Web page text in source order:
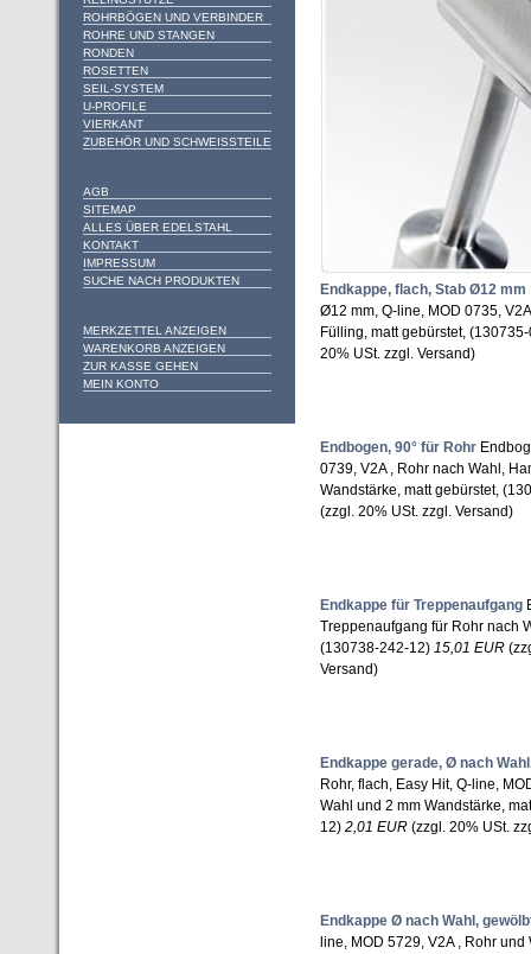
ROHRBÖGEN UND VERBINDER
ROHRE UND STANGEN
RONDEN
ROSETTEN
SEIL-SYSTEM
U-PROFILE
VIERKANT
ZUBEHÖR UND SCHWEISSTEILE
AGB
SITEMAP
ALLES ÜBER EDELSTAHL
KONTAKT
IMPRESSUM
SUCHE NACH PRODUKTEN
MERKZETTEL ANZEIGEN
WARENKORB ANZEIGEN
ZUR KASSE GEHEN
MEIN KONTO
Endkappe, flach, Stab Ø12 mm
Ø12 mm, Q-line, MOD 0735,
Fülling, matt gebürstet,
20% USt. zzgl. Versand)
Endbogen, 90° für Rohr
0739, V2A , Rohr nach Wahl,
Wandstärke, matt gebürstet,
(zzgl. 20% USt. zzgl. Versand)
Endkappe für Treppenaufgang
Treppenaufgang für Rohr nach
(130738-242-12) 15,01 EUR
Versand)
Endkappe gerade, Ø nach
Rohr, flach, Easy Hit, Q-line,
Wahl und 2 mm Wandstärke,
12) 2,01 EUR (zzgl. 20% USt.
Endkappe Ø nach Wahl,
line, MOD 5729, V2A , Rohr